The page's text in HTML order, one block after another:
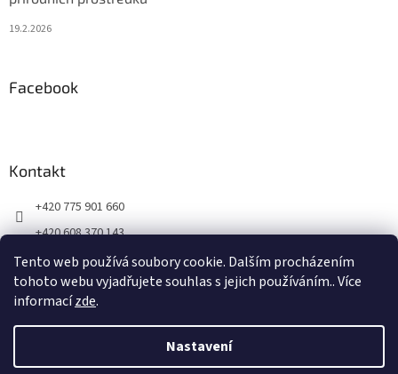
Tento web používá soubory cookie. Dalším procházením
tohoto webu vyjadřujete souhlas s jejich používáním.. Více
informacízde.
Nastavení
19.2.2026
Facebook
Kontakt
+420 775 901 660
+420 608 370 143
Navštivte naši Facebook stránku a buďte v obraze!
centrum_fuzhi
Vytvořil Shoptet